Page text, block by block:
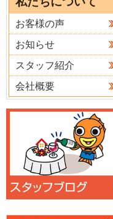
お客様の声
お知らせ
スタッフ紹介
会社概要